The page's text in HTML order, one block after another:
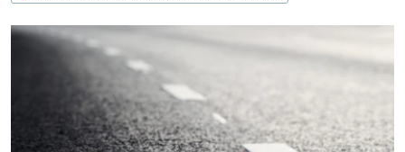
СВІТ
ПРИАЗОВ’Я
КИТАЙ.ВИКЛИКИ
МУЛЬТИМЕДІА
ФОТО